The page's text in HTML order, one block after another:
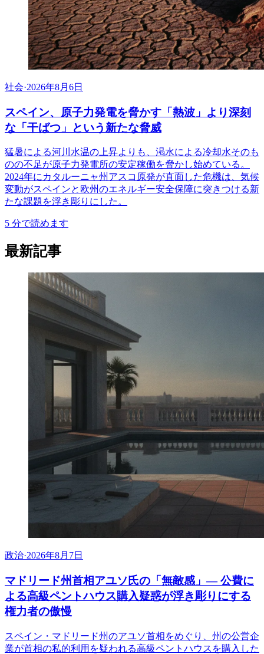
社会·2026年8月6日
スペイン、原子力発電を脅かす「熱波」より深刻
な「干ばつ」という新たな脅威
猛暑による河川水温の上昇よりも、渇水による冷却水そのも
のの不足が原子力発電所の安定稼働を脅かし始めている。
2024年にカタルーニャ州アスコ原発が直面した危機は、気候
変動がスペインと欧州のエネルギー安全保障に突きつける新
たな課題を浮き彫りにした。
5 分で読めます
最新記事
政治·2026年8月7日
マドリード州首相アユソ氏の「無敵感」— 公費に
よる高級ペントハウス購入疑惑が浮き彫りにする
権力者の傲慢
スペイン・マドリード州のアユソ首相をめぐり、州の公営企
業が首相の私的利用を疑われる高級ペントハウスを購入した